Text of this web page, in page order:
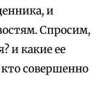
и
Спросим,
и какие ее
совершенно